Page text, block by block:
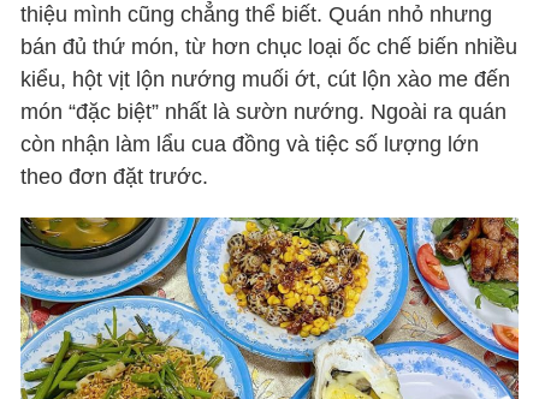
thiệu mình cũng chẳng thể biết. Quán nhỏ nhưng
bán đủ thứ món, từ hơn chục loại ốc chế biến nhiều
kiểu, hột vịt lộn nướng muối ớt, cút lộn xào me đến
món “đặc biệt” nhất là sườn nướng. Ngoài ra quán
còn nhận làm lẩu cua đồng và tiệc số lượng lớn
theo đơn đặt trước.